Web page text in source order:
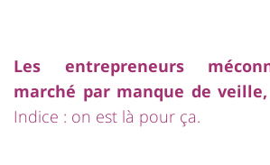
Les entrepreneurs
marché par manque de
Indice : on est là pour ça.